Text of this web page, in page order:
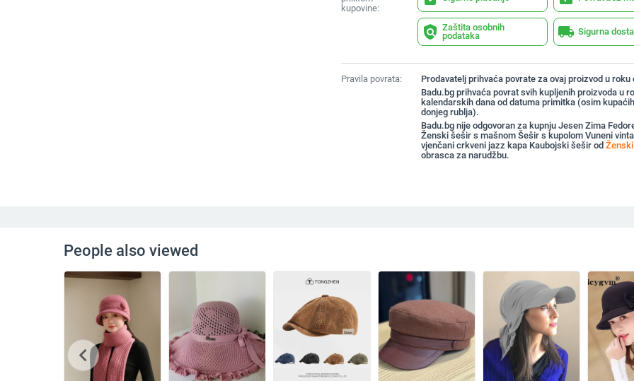
kupovine:
policy Zaštita osobnih
podataka
local_shipping Sigurna
Pravila povrata:
Prodavatelj prihvaća povrate za ovaj proizvod u roku
Badu.bg prihvaća povrat svih kupljenih proizvoda u
kalendarskih dana od datuma primitka (osim
donjeg rublja).
Badu.bg nije odgovoran za kupnju Jesen Zima
Ženski šešir s mašnom Šešir s kupolom Vuneni
vjenčani crkveni jazz kapa Kaubojski šešir od
obrasca za narudžbu.
People also viewed
chevron_left